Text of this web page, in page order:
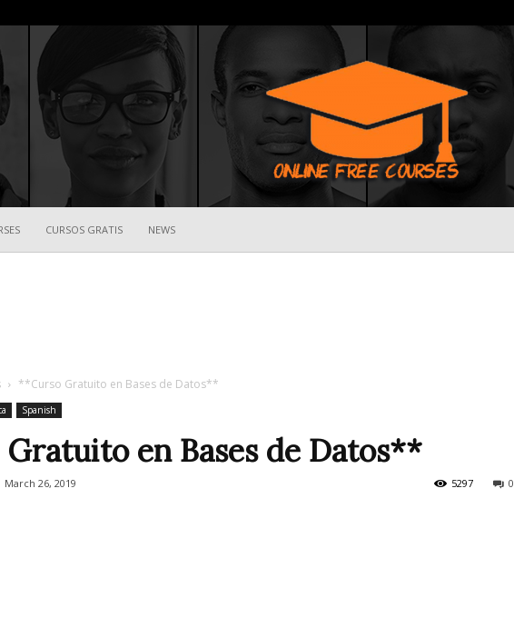
CURSOS GRATIS NEWS
**Curso Gratuito en Bases de Datos**
Spanish
en Bases de Datos**
March 26, 2019 0
5297